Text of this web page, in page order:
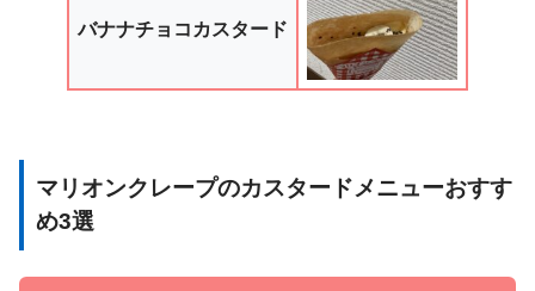
バナナチョコカスタード
マリオンクレープのカスタードメニューおすす
め3選